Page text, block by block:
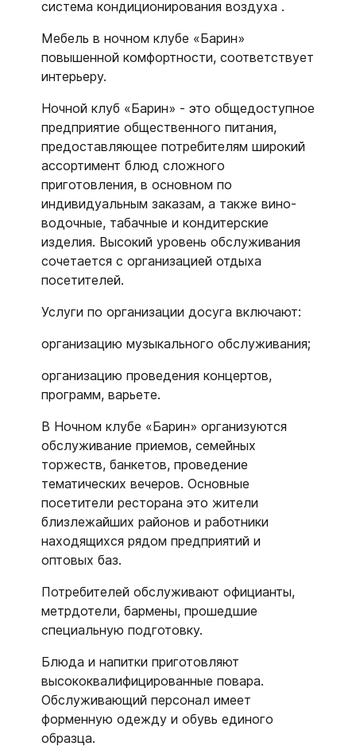
система кондиционирования воздуха .
Мебель в ночном клубе «Барин»
повышенной комфортности, соответствует
интерьеру.
Ночной клуб «Барин» - это общедоступное
предприятие общественного питания,
предоставляющее потребителям широкий
ассортимент блюд сложного
приготовления, в основном по
индивидуальным заказам, а также вино-
водочные, табачные и кондитерские
изделия. Высокий уровень обслуживания
сочетается с организацией отдыха
посетителей.
Услуги по организации досуга включают:
организацию музыкального обслуживания;
организацию проведения концертов,
программ, варьете.
В Ночном клубе «Барин» организуются
обслуживание приемов, семейных
торжеств, банкетов, проведение
тематических вечеров. Основные
посетители ресторана это жители
близлежайших районов и работники
находящихся рядом предприятий и
оптовых баз.
Потребителей обслуживают официанты,
метрдотели, бармены, прошедшие
специальную подготовку.
Блюда и напитки приготовляют
высококвалифицированные повара.
Обслуживающий персонал имеет
форменную одежду и обувь единого
образца.